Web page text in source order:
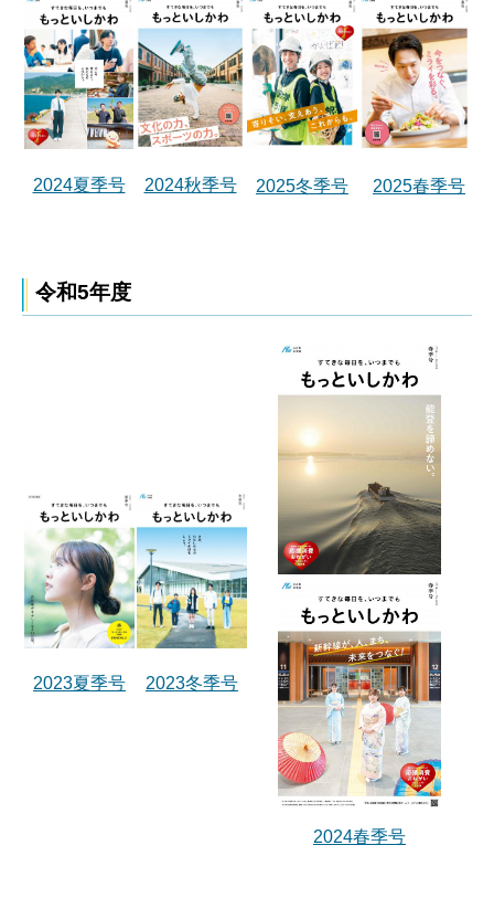
2024夏季号 2024秋季号 2025冬季号 2025春季号
令和5年度
2023夏季号 2023冬季号
2024春季号